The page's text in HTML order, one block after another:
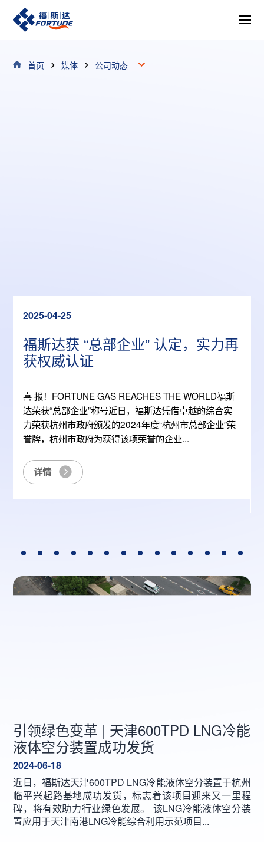
首页 媒体 公司动态
2025-04-25
福斯达获 “总部企业” 认定，实力再
获权威认证
喜 报！FORTUNE GAS REACHES THE WORLD福斯
达荣获“总部企业”称号近日，福斯达凭借卓越的综合实
力荣获杭州市政府颁发的2024年度“杭州市总部企业”荣
誉牌，杭州市政府为获得该项荣誉的企业...
详情
引领绿色变革 | 天津600TPD LNG冷能
液体空分装置成功发货
2024-06-18
近日，福斯达天津600TPD LNG冷能液体空分装置于杭州
临平兴起路基地成功发货，标志着该项目迎来又一里程
碑，将有效助力行业绿色发展。 该LNG冷能液体空分装
置应用于天津南港LNG冷能综合利用示范项目...